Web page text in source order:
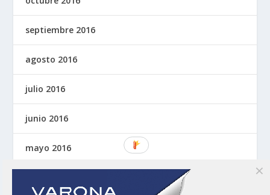
septiembre 2016
agosto 2016
julio 2016
junio 2016
mayo 2016